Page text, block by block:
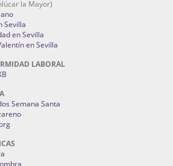
la Mayor)
Sevilla
en Sevilla
en Sevilla
LABORAL
Semana Santa